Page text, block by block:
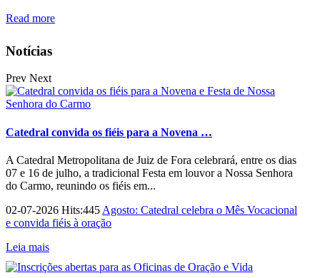
Read more
Notícias
Prev Next
Catedral convida os fiéis para a Novena …
A Catedral Metropolitana de Juiz de Fora celebrará, entre os dias
07 e 16 de julho, a tradicional Festa em louvor a Nossa Senhora
do Carmo, reunindo os fiéis em...
02-07-2026 Hits:445 Agosto: Catedral celebra o Mês Vocacional
e convida fiéis à oração
Leia mais